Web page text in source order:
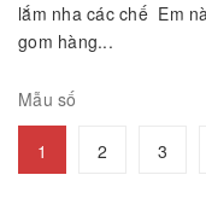
lắm nha các chế Em
gom hàng...
Mẫu số
1 2 3